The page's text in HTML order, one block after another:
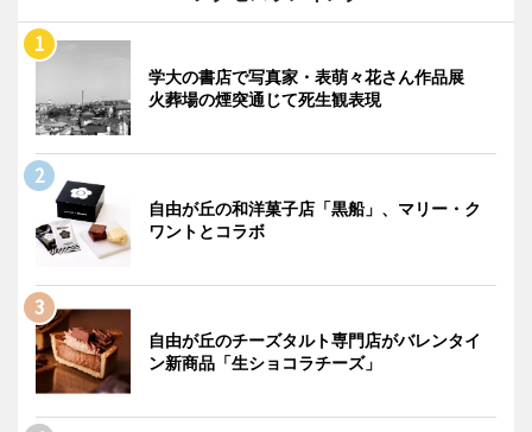
学大の書店で写真家・表萌々花さん作品展
火葬場の煙突通じて死生観表現
自由が丘の和洋菓子店「黒船」、マリー・ク
ワントとコラボ
自由が丘のチーズタルト専門店がバレンタイ
ン新商品「生ショコラチーズ」